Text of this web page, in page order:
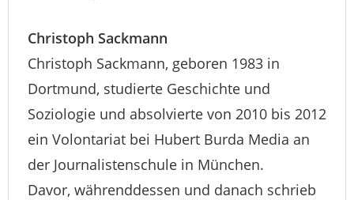
Christoph Sackmann
Christoph Sackmann, geboren 1983 in
Dortmund, studierte Geschichte und
Soziologie und absolvierte von 2010 bis 2012
ein Volontariat bei Hubert Burda Media an
der Journalistenschule in München.
Davor, währenddessen und danach schrieb